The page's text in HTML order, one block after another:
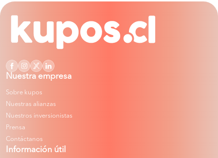
Nuestra empresa
Sobre kupos
Nuestras alianzas
Nuestros inversionistas
Prensa
Contáctanos
Información útil